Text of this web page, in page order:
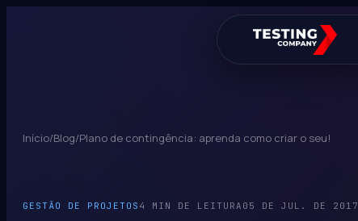
Início/Blog/Plano de contingência: aprenda como criar o seu!
GESTÃO DE PROJETOS 4 MIN DE LEITURA 05 DE JUL. DE 2017